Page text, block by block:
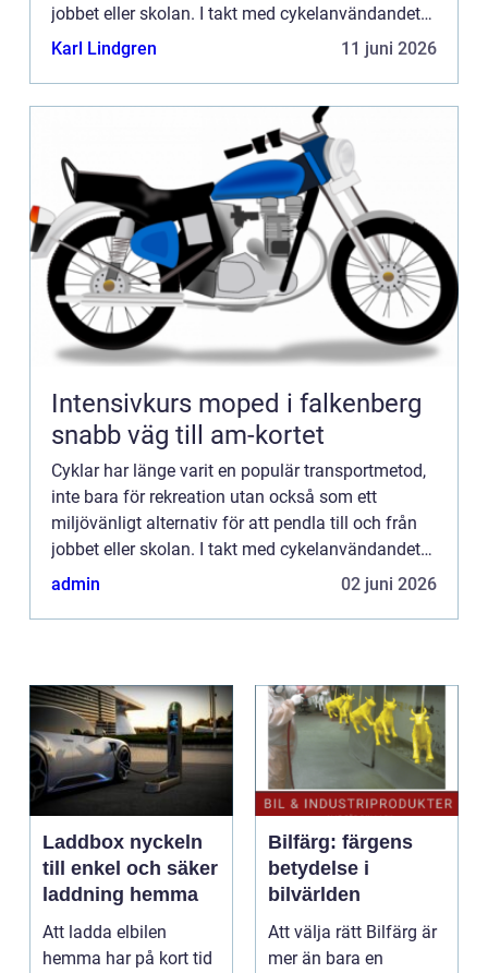
jobbet eller skolan. I takt med cykelanvändandets
ö...
Karl Lindgren 11 juni 2026
Intensivkurs moped i falkenberg
snabb väg till am-kortet
Cyklar har länge varit en populär transportmetod,
inte bara för rekreation utan också som ett
miljövänligt alternativ för att pendla till och från
jobbet eller skolan. I takt med cykelanvändandets
ö...
admin 02 juni 2026
Laddbox nyckeln
till enkel och säker
laddning hemma
Att ladda elbilen
hemma har på kort tid
Bilfärg: färgens
betydelse i
bilvärlden
Att välja rätt Bilfärg är
mer än bara en